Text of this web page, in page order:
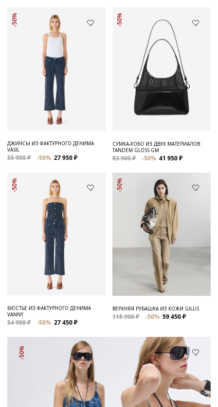
-50%
ДЖИНСЫ ИЗ ФАКТУРНОГО ДЕНИМА
VASIL
55 900 ₽ -50% 27 950 ₽
-50%
СУМКА-ХОБО ИЗ ДВУХ МАТЕРИАЛОВ
TANDEM GLOSS GM
83 900 ₽ -50% 41 950 ₽
-50%
БЮСТЬЕ ИЗ ФАКТУРНОГО ДЕНИМА
VANNY
54 900 ₽ -50% 27 450 ₽
-50%
ВЕРХНЯЯ РУБАШКА ИЗ КОЖИ GILLIS
118 900 ₽ -50% 59 450 ₽
-50%